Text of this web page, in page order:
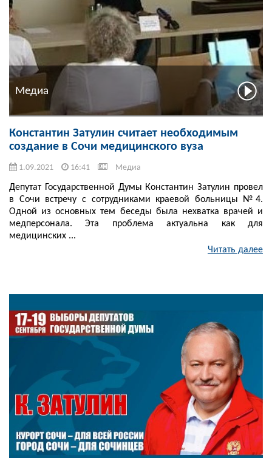
Медиа
Константин Затулин считает необходимым
создание в Сочи медицинского вуза
1.09.2021 16:41 Медиа
Депутат Государственной Думы Константин Затулин провел
в Сочи встречу с сотрудниками краевой больницы №4.
Одной из основных тем беседы была нехватка врачей и
медперсонала. Эта проблема актуальна как для
медицинских ...
Читать далее